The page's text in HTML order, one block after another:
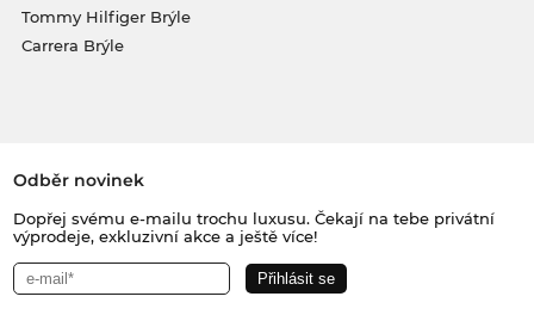
Tommy Hilfiger Brýle
Carrera Brýle
Odběr novinek
Dopřej svému e-mailu trochu luxusu. Čekají na tebe privátní
výprodeje, exkluzivní akce a ještě více!